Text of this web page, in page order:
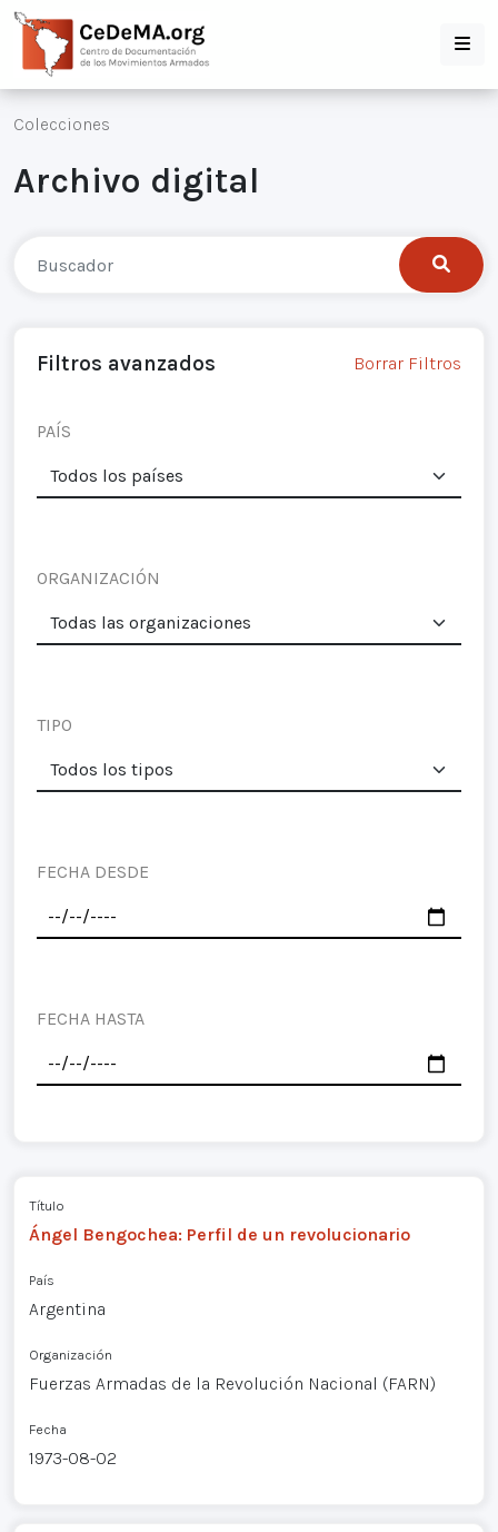
Colecciones
Archivo digital
Filtros avanzados Borrar Filtros
PAÍS
ORGANIZACIÓN
TIPO
FECHA DESDE
FECHA HASTA
Título
Ángel Bengochea: Perfil de un revolucionario
País
Argentina
Organización
Fuerzas Armadas de la Revolución Nacional (FARN)
Fecha
1973-08-02